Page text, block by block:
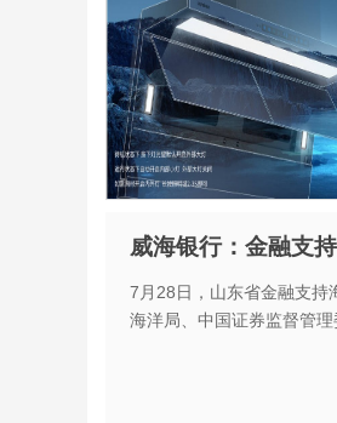
威海银行：金融支
7月28日，山东省金融支持
海洋局、中国证券监督管理